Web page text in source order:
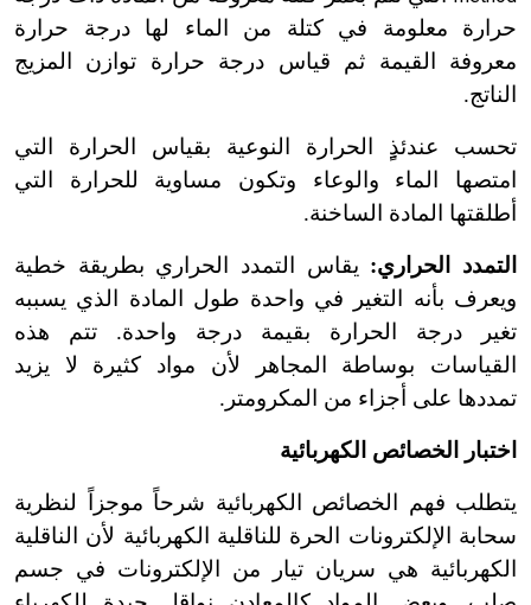
حرارة معلومة في كتلة من الماء لها درجة حرارة
معروفة القيمة ثم قياس درجة حرارة توازن المزيج
الناتج.
تحسب عندئذٍِِ الحرارة النوعية بقياس الحرارة التي
امتصها الماء والوعاء وتكون مساوية للحرارة التي
أطلقتها المادة الساخنة.
التمدد الحراري: يقاس التمدد الحراري بطريقة خطية
ويعرف بأنه التغير في واحدة طول المادة الذي يسببه
تغير درجة الحرارة بقيمة درجة واحدة. تتم هذه
القياسات بوساطة المجاهر لأن مواد كثيرة لا يزيد
تمددها على أجزاء من المكرومتر.
اختبار الخصائص الكهربائية
يتطلب فهم الخصائص الكهربائية شرحاً موجزاً لنظرية
سحابة الإلكترونات الحرة للناقلية الكهربائية لأن الناقلية
الكهربائية هي سريان تيار من الإلكترونات في جسم